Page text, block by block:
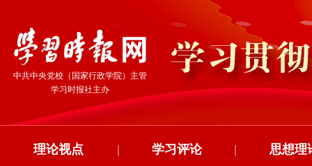
中共中央党校（国家行政学院）主管
学习时报社主办
理论视点 学习评论
| 思想理
|